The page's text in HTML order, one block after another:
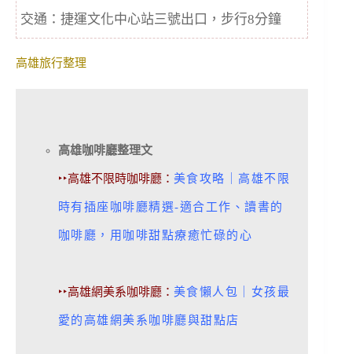
交通：捷運文化中心站三號出口，步行8分鐘
高雄旅行整理
高雄咖啡廳整理文
‣‣高雄不限時咖啡廳： 美食攻略｜高雄不限
時有插座咖啡廳精選-適合工作、讀書的
咖啡廳，用咖啡甜點療癒忙碌的心
‣‣高雄網美系咖啡廳： 美食懶人包｜女孩最
愛的高雄網美系咖啡廳與甜點店